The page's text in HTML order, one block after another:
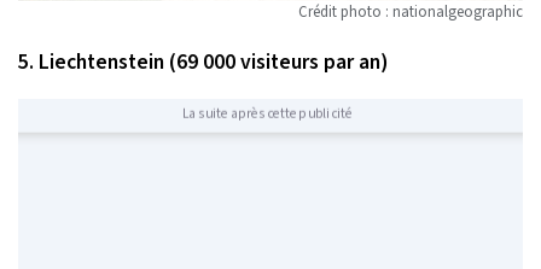
Crédit photo : nationalgeographic
5. Liechtenstein (69 000 visiteurs par an)
La suite après cette publicité